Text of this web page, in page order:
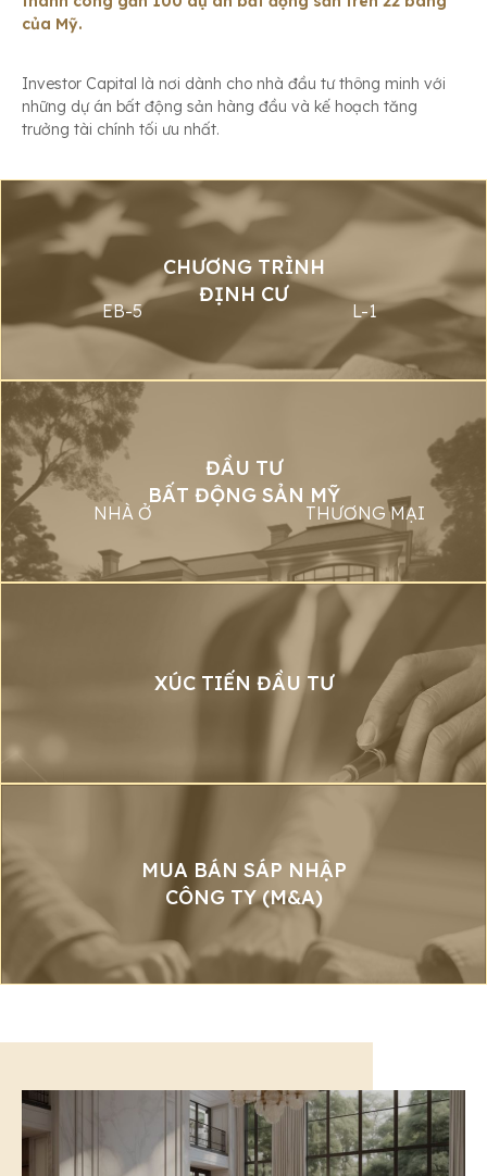
của Mỹ.
Investor Capital là nơi dành cho nhà đầu tư thông minh với
những dự án bất động sản hàng đầu và kế hoạch tăng
trưởng tài chính tối ưu nhất.
CHƯƠNG TRÌNH
ĐỊNH CƯ
EB-5 L-1
ĐẦU TƯ
BẤT ĐỘNG SẢN MỸ
NHÀ Ở THƯƠNG MẠI
XÚC TIẾN ĐẦU TƯ
MUA BÁN SÁP NHẬP
CÔNG TY (M&A)